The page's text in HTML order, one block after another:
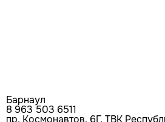
Барнаул
8 963 503 6511
пр. Космонавтов, 6Г, ТВК